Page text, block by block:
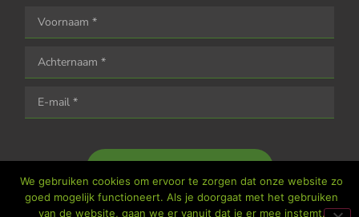
We gebruiken cookies om ervoor te zorgen dat onze website zo
goed mogelijk functioneert. Als je doorgaat met het gebruiken
van de website, gaan we er vanuit dat je er mee instemt.